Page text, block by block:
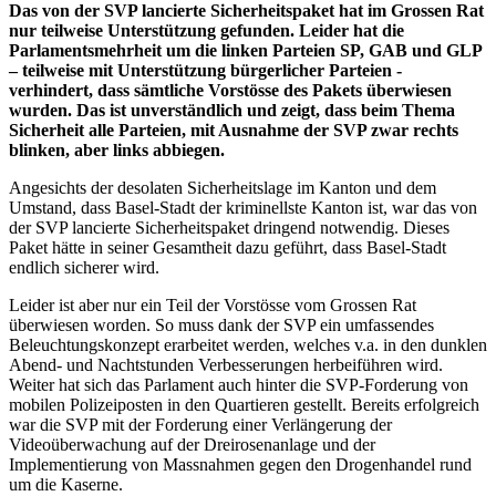
Das von der SVP lancierte Sicherheitspaket hat im Grossen Rat
nur teilweise Unterstützung gefunden. Leider hat die
Parlamentsmehrheit um die linken Parteien SP, GAB und GLP
– teilweise mit Unterstützung bürgerlicher Parteien -
verhindert, dass sämtliche Vorstösse des Pakets überwiesen
wurden. Das ist unverständlich und zeigt, dass beim Thema
Sicherheit alle Parteien, mit Ausnahme der SVP zwar rechts
blinken, aber links abbiegen.
Angesichts der desolaten Sicherheitslage im Kanton und dem
Umstand, dass Basel-Stadt der kriminellste Kanton ist, war das von
der SVP lancierte Sicherheitspaket dringend notwendig. Dieses
Paket hätte in seiner Gesamtheit dazu geführt, dass Basel-Stadt
endlich sicherer wird.
Leider ist aber nur ein Teil der Vorstösse vom Grossen Rat
überwiesen worden. So muss dank der SVP ein umfassendes
Beleuchtungskonzept erarbeitet werden, welches v.a. in den dunklen
Abend- und Nachtstunden Verbesserungen herbeiführen wird.
Weiter hat sich das Parlament auch hinter die SVP-Forderung von
mobilen Polizeiposten in den Quartieren gestellt. Bereits erfolgreich
war die SVP mit der Forderung einer Verlängerung der
Videoüberwachung auf der Dreirosenanlage und der
Implementierung von Massnahmen gegen den Drogenhandel rund
um die Kaserne.